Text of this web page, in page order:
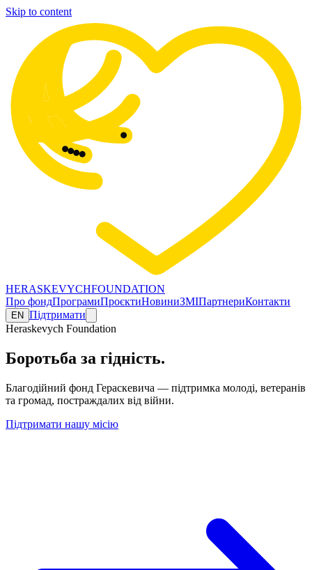
Skip to content
HERASKEVYCHFOUNDATION
Про фондПрограмиПроєктиНовиниЗМІПартнериКонтакти
EN Підтримати
Heraskevych Foundation
Боротьба за гідність.
Благодійний фонд Гераскевича — підтримка молоді, ветеранів
та громад, постраждалих від війни.
Підтримати нашу місію